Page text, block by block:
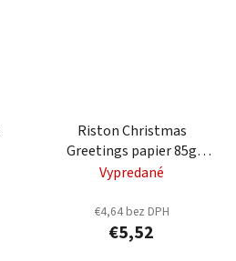
Riston Christmas
Greetings papier 85g
(1711)
Vypredané
€4,64 bez DPH
€5,52